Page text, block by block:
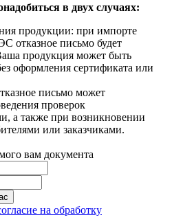
в двух случаях:
продукции: при импорте
отказное письмо будет
продукция может быть
оформления сертификата или
письмо может
проверок
а также при возникновении
или заказчиками.
вам документа
на обработку